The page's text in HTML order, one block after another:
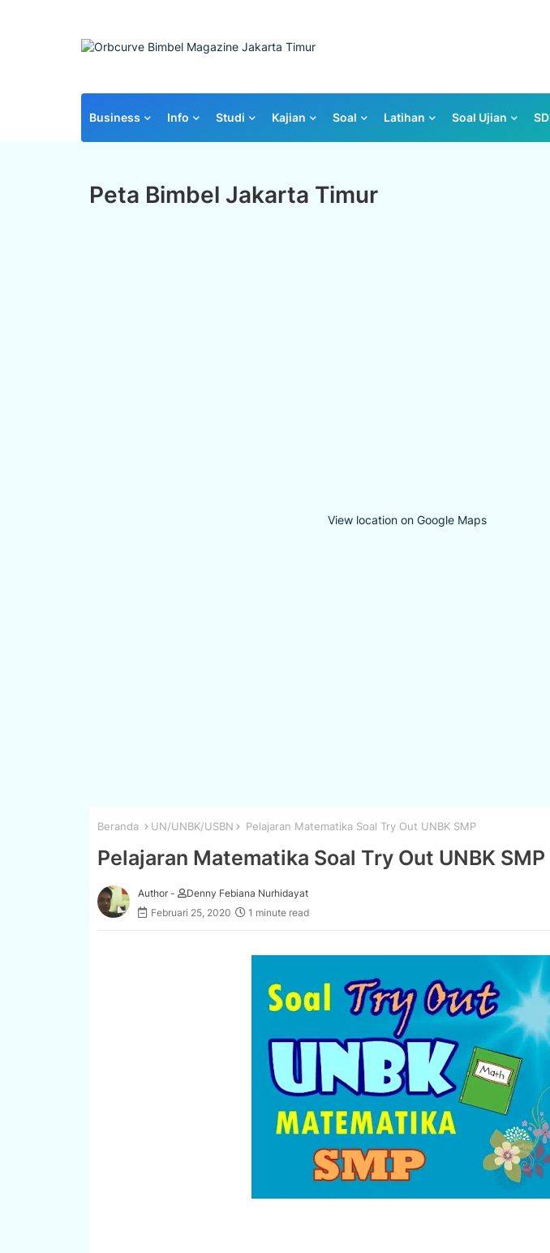
Business Info Studi Kajian Soal Latihan Soal Ujian SD
Peta Bimbel Jakarta Timur
View location on Google Maps
Beranda UN/UNBK/USBN Pelajaran Matematika Soal Try Out UNBK SMP
Pelajaran Matematika Soal Try Out UNBK SMP
Author -
Denny Febiana Nurhidayat
Februari 25, 2020
1 minute read